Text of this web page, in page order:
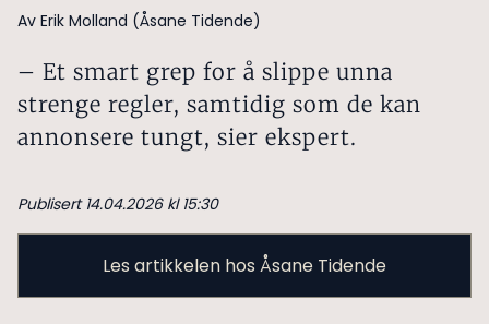
Av Erik Molland (Åsane Tidende)
– Et smart grep for å slippe unna
strenge regler, samtidig som de kan
annonsere tungt, sier ekspert.
Publisert 14.04.2026 kl 15:30
Les artikkelen hos Åsane Tidende